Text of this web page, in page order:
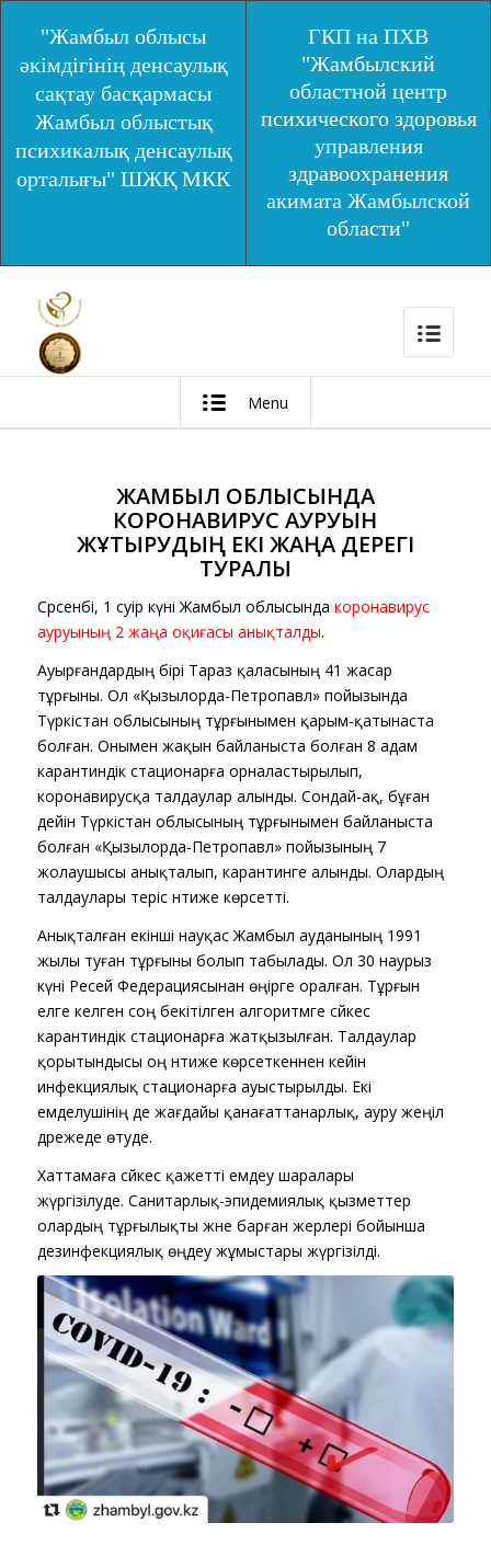
"Жамбыл облысы
әкімдігінің денсаулық
сақтау басқармасы
Жамбыл облыстық
психикалық денсаулық
орталығы" ШЖҚ МКК
ГКП на ПХВ
"Жамбылский
областной центр
психического здоровья
управления
здравоохранения
акимата Жамбылской
области"
Menu
ЖАМБЫЛ ОБЛЫСЫНДА
КОРОНАВИРУС АУРУЫН
ЖҰҚТЫРУДЫҢ ЕКІ ЖАҢА ДЕРЕГІ
ТУРАЛЫ
Сәрсенбі, 1 сәуір күні Жамбыл облысында коронавирус
ауруының 2 жаңа оқиғасы анықталды.
Ауырғандардың бірі Тараз қаласының 41 жасар
тұрғыны. Ол «Қызылорда-Петропавл» пойызында
Түркістан облысының тұрғынымен қарым-қатынаста
болған. Онымен жақын байланыста болған 8 адам
карантиндік стационарға орналастырылып,
коронавирусқа талдаулар алынды. Сондай-ақ, бұған
дейін Түркістан облысының тұрғынымен байланыста
болған «Қызылорда-Петропавл» пойызының 7
жолаушысы анықталып, карантинге алынды. Олардың
талдаулары теріс нәтиже көрсетті.
Анықталған екінші науқас Жамбыл ауданының 1991
жылы туған тұрғыны болып табылады. Ол 30 наурыз
күні Ресей Федерациясынан өңірге оралған. Тұрғын
елге келген соң бекітілген алгоритмге сәйкес
карантиндік стационарға жатқызылған. Талдаулар
қорытындысы оң нәтиже көрсеткеннен кейін
инфекциялық стационарға ауыстырылды. Екі
емделушінің де жағдайы қанағаттанарлық, ауру жеңіл
дәрежеде өтуде.
Хаттамаға сәйкес қажетті емдеу шаралары
жүргізілуде. Санитарлық-эпидемиялық қызметтер
олардың тұрғылықты және барған жерлері бойынша
дезинфекциялық өңдеу жұмыстары жүргізілді.